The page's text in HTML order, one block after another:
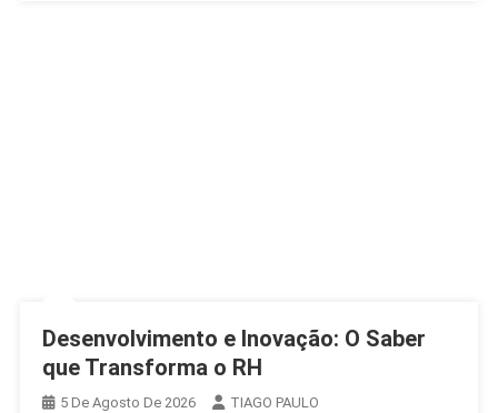
Desenvolvimento e Inovação: O Saber
que Transforma o RH
5 De Agosto De 2026
TIAGO PAULO